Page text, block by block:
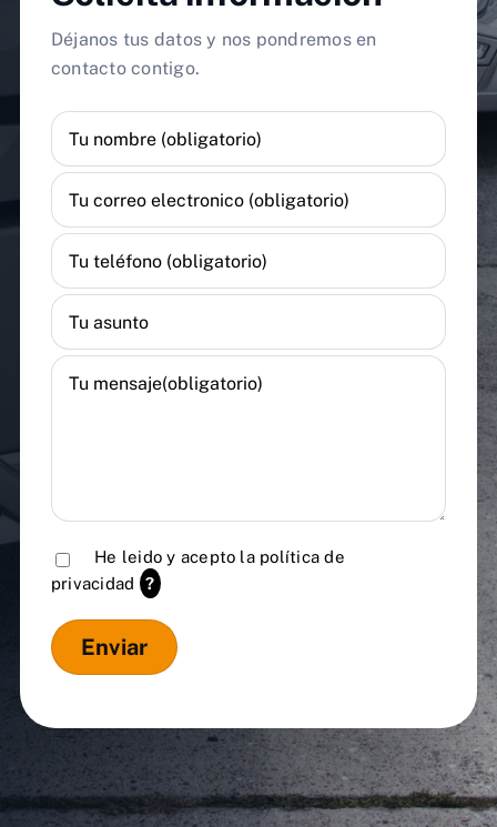
Déjanos tus datos y nos pondremos en
contacto contigo.
He leido y acepto la política de
privacidad
?